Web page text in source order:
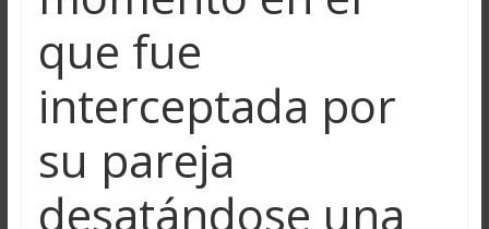
que fue
interceptada por
su pareja
desatándose una